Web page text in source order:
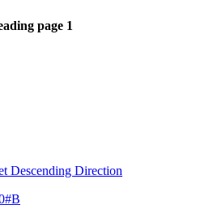
page 1
Descending Direction